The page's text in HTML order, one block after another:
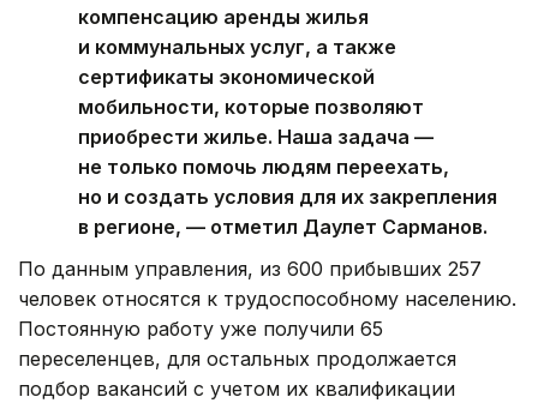
компенсацию аренды жилья
и коммунальных услуг, а также
сертификаты экономической
мобильности, которые позволяют
приобрести жилье. Наша задача —
не только помочь людям переехать,
но и создать условия для их закрепления
в регионе, — отметил Даулет Сарманов.
По данным управления, из 600 прибывших 257
человек относятся к трудоспособному населению.
Постоянную работу уже получили 65
переселенцев, для остальных продолжается
подбор вакансий с учетом их квалификации